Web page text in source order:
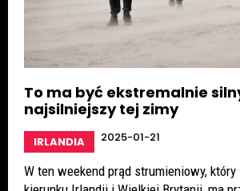
To ma być ekstremalnie
najsilniejszy tej zimy
IRLANDIA 2025-01-21
W ten weekend prąd strumieniowy,